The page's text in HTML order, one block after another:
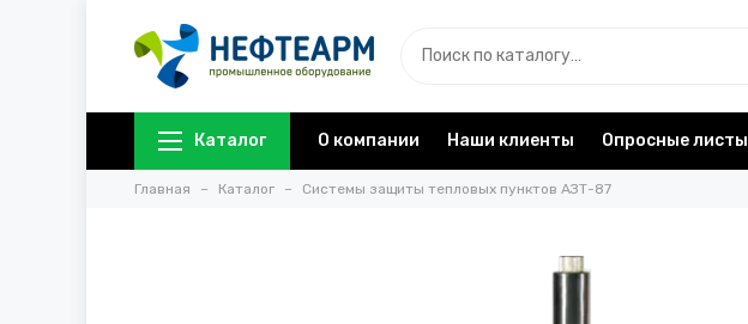
Каталог О компании Наши клиенты Опросные листы
Главная Каталог Системы защиты тепловых пунктов АЗТ-87